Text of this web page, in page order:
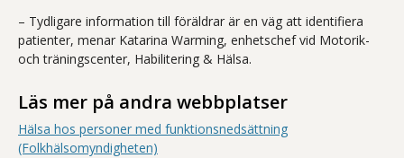
– Tydligare information till föräldrar är en väg att identifiera
patienter, menar Katarina Warming, enhetschef vid Motorik­-
och träningscenter, Habilitering & Hälsa.
Läs mer på andra webbplatser
Hälsa hos personer med funktionsnedsättning
(Folkhälsomyndigheten)